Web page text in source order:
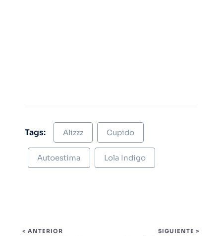
Tags: Alizzz Cupido
Autoestima Lola Indigo
< ANTERIOR SIGUIENTE >